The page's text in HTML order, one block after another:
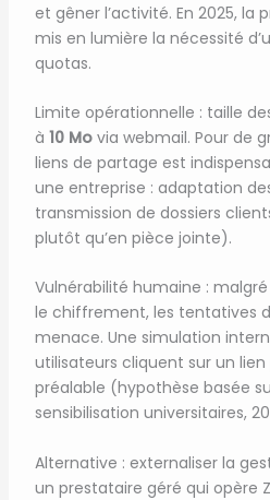
et gêner l’activité. En 2025, la
mis en lumière la nécessité
quotas.
Limite opérationnelle : taille
à 10 Movia webmail. Pour de
liens de partage est
une entreprise : adaptation
transmission de dossiers
plutôt qu’en pièce jointe).
Vulnérabilité humaine :
le chiffrement, les tentatives
menace. Une simulation
utilisateurs cliquent sur un
préalable (hypothèse basée
sensibilisation universitaires,
Alternative : externaliser la
un prestataire géré qui opère